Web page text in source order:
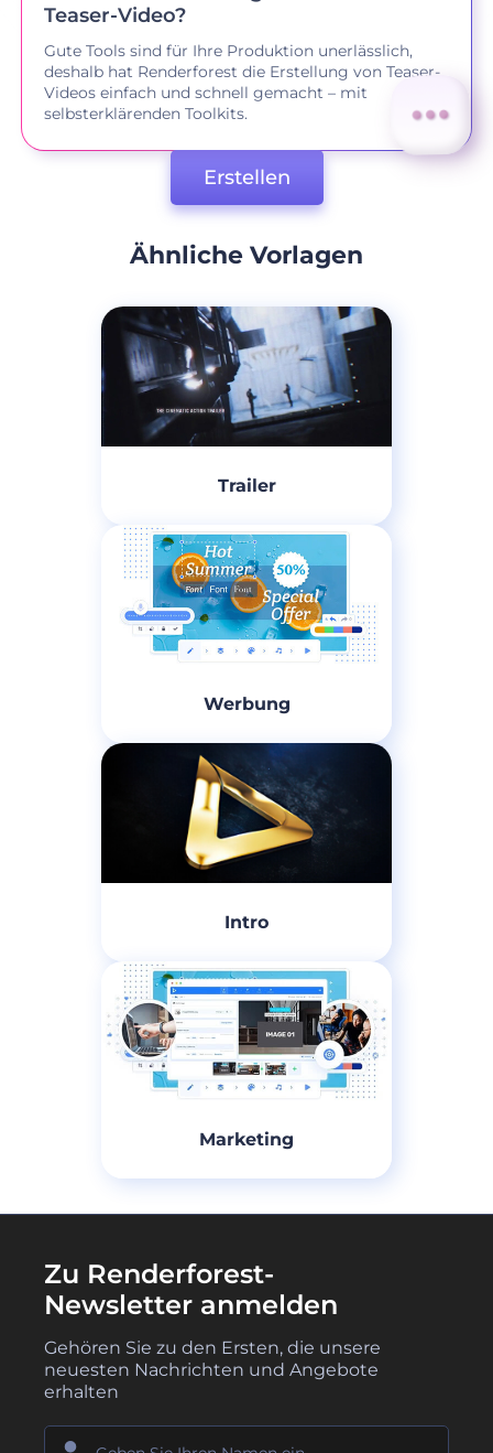
Teaser-Video?
Gute Tools sind für Ihre Produktion unerlässlich,
deshalb hat Renderforest die Erstellung von Teaser-
Videos einfach und schnell gemacht – mit
selbsterklärenden Toolkits.
Erstellen
Ähnliche Vorlagen
Trailer
Werbung
Intro
Marketing
Zu Renderforest-
Newsletter anmelden
Gehören Sie zu den Ersten, die unsere
neuesten Nachrichten und Angebote
erhalten